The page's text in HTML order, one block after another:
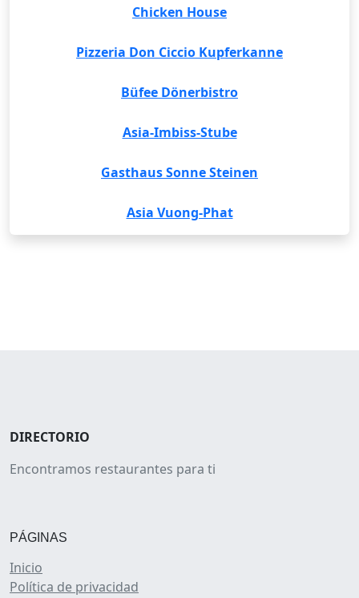
Chicken House
Pizzeria Don Ciccio Kupferkanne
Büfee Dönerbistro
Asia-Imbiss-Stube
Gasthaus Sonne Steinen
Asia Vuong-Phat
DIRECTORIO
Encontramos restaurantes para ti
PÁGINAS
Inicio
Política de privacidad